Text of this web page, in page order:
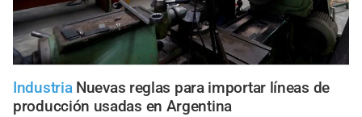
Industria Nuevas reglas para importar líneas de
producción usadas en Argentina